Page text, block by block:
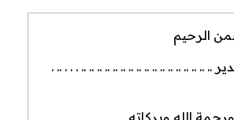
الرحيم
.. .. .. .. .. .. .. .. .. .. .. .. .. .. .. .. .. . . . .. .
الله وبركاته